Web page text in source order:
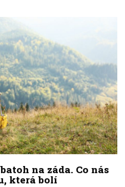
na záda. Co nás
která bolí